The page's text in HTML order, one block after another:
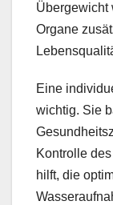
Übergewicht
Organe
Eine
wichtig. Sie
Kontrolle
hilft, die